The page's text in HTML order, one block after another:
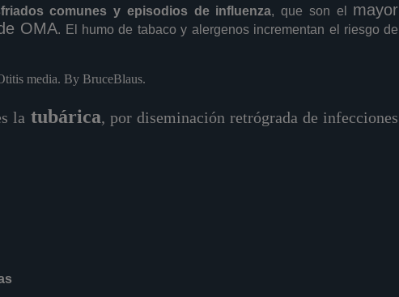
comunes y episodios de influenza, que son el mayor
OMA. El humo de tabaco y alergenos incrementan el riesgo de
media. By BruceBlaus.
la tubárica, por diseminación retrógrada de infecciones